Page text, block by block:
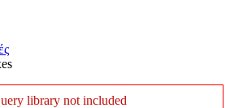
library not included